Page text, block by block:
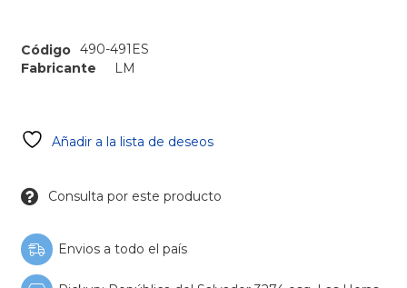
Código 490-491ES
Fabricante
LM
Añadir a la lista de deseos
Consulta por este producto
Envios a todo el país